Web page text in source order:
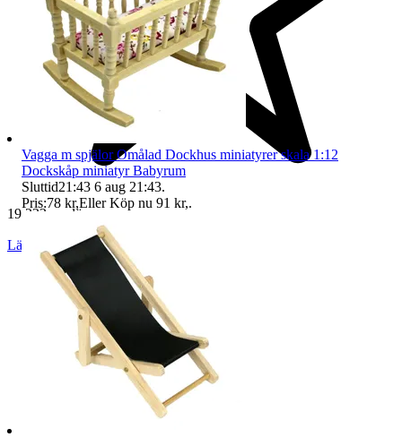
19 233 omdömen
Läs omdömen Följ
Vagga m spjälor Omålad Dockhus miniatyrer skala 1:12
Dockskåp miniatyr Babyrum
Sluttid21:43 6 aug 21:43.
Pris:78 kr,Eller Köp nu 91 kr,.